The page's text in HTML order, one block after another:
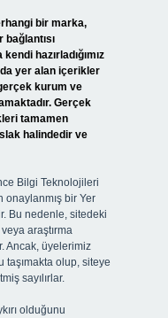
bir marka,
hazırladığımız
yer alan içerikler
kurum ve
Gerçek
tamamen
halindedir ve
Bilgi Teknolojileri
onaylanmış bir Yer
Bu nedenle, sitedeki
araştırma
Ancak, üyelerimiz
taşımakta olup, siteye
sayılırlar.
olduğunu